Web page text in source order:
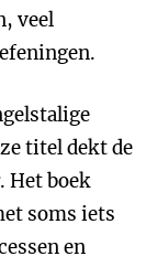
veel
titel dekt de
Het boek
soms iets
en